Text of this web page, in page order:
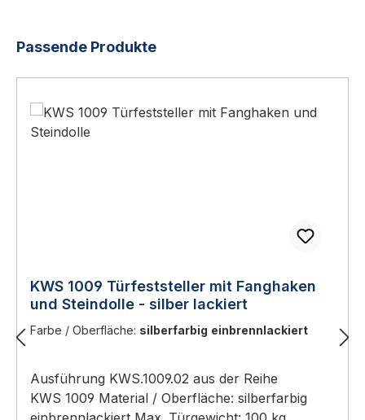
Produktgalerie überspringen
Passende Produkte
KWS 1009 Türfeststeller mit Fanghaken
und Steindolle - silber lackiert
Farbe / Oberfläche: silberfarbig einbrennlackiert
Ausführung KWS.1009.02 aus der Reihe
KWS 1009 Material / Oberfläche: silberfarbig